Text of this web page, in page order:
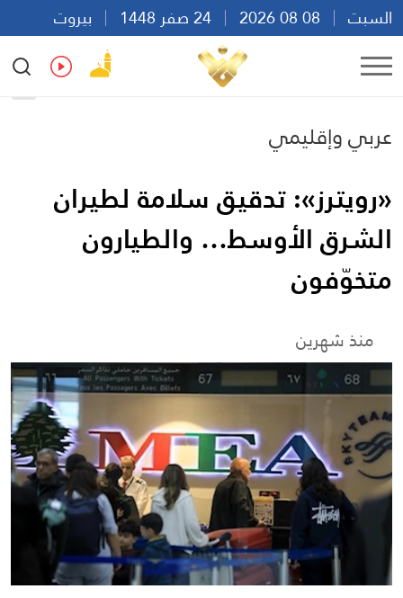
السبت
بيروت
09:29
Ar
عربي وإقليمي
«رويترز»: تدقيق سلامة لطيران
الشرق الأوسط… والطيارون
متخوّفون
منذ شهرين